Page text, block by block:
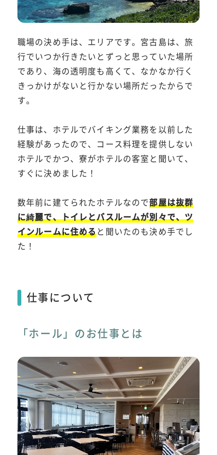
職場の決め手は、エリアです。宮古島は、旅
行でいつか行きたいとずっと思っていた場所
であり、海の透明度も高くて、なかなか行く
きっかけがないと行かない場所だったからで
す。
仕事は、ホテルでバイキング業務を以前した
経験があったので、コース料理を提供しない
ホテルでかつ、寮がホテルの客室と聞いて、
すぐに決めました！
数年前に建てられたホテルなので部屋は抜群
に綺麗で、トイレとバスルームが別々で、ツ
インルームに住めると聞いたのも決め手でし
た！
仕事について
「ホール」のお仕事とは